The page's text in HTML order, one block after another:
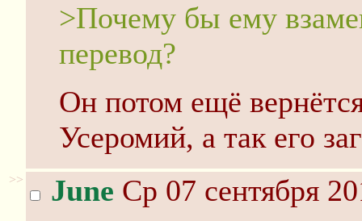
>Почему бы ему
перевод?
Он потом ещё
Усеромий, а так его
>> June Ср 07 сентября